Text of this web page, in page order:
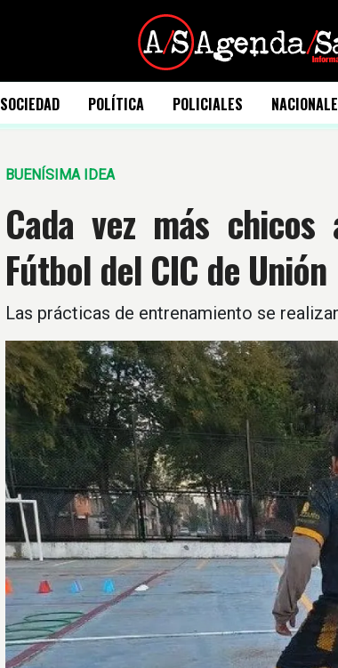
SOCIEDAD POLÍTICA POLICIALES
BUENÍSIMA IDEA
Cada vez más
Fútbol del CIC de Unión
Las prácticas de entrenamiento se